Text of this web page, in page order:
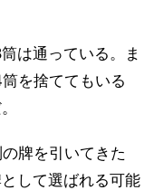
は通っている。ま
を捨ててもいる
牌を引いてきた
して選ばれる可能